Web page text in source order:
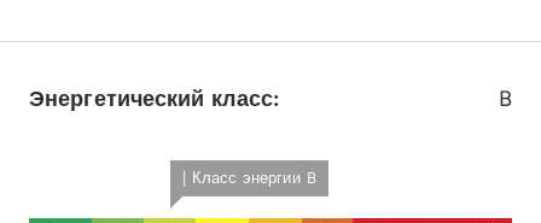
Энергетический класс: B
| Класс энергии B